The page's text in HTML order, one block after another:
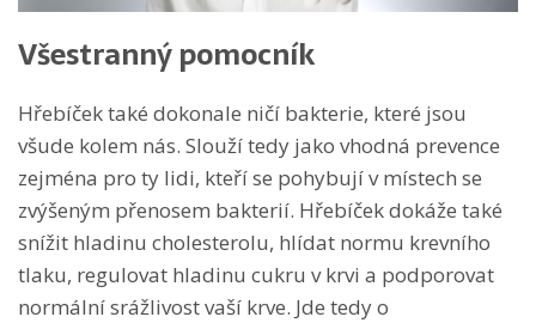
Všestranný pomocník
Hřebíček také dokonale ničí bakterie, které jsou
všude kolem nás. Slouží tedy jako vhodná prevence
zejména pro ty lidi, kteří se pohybují v místech se
zvýšeným přenosem bakterií. Hřebíček dokáže také
snížit hladinu cholesterolu, hlídat normu krevního
tlaku, regulovat hladinu cukru v krvi a podporovat
normální srážlivost vaší krve. Jde tedy o